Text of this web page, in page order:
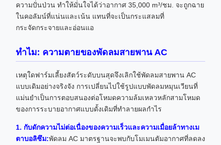
ความปั่นป่วน ทำให้มั่นใจได้ว่าอากาศ 35,000 m³/ชม. จะถูกฉาย
ในคอลัมน์ที่แน่นและเน้น แทนที่จะเป็นกระแสลมที่
กระจัดกระจายและอ่อนแอ
ทำไม: ความตายของพัดลมสายพาน AC
เหตุใดฟาร์มเลี้ยงสัตว์ระดับบนสุดจึงเลิกใช้พัดลมสายพาน AC
แบบเดิมอย่างจริงจัง การเปลี่ยนไปใช้รูปแบบพัดลมหมุนเวียนที่
แม่นยำเป็นการตอบสนองต่อโหมดความล้มเหลวหลักสามโหมด
ของการระบายอากาศแบบดั้งเดิมที่ทำลายผลกำไร
1. กับดักความไม่ต่อเนื่องของความเร็วและความเมื่อยล้าทางเม
ตาบอลิซึม:พัดลม AC มาตรฐานจะพบกับโมเมนตัมอากาศที่ลดลง